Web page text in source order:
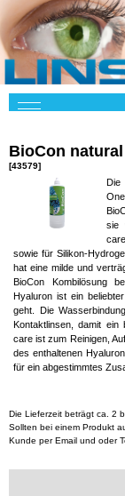
BioCon
[43579]
Die
sie
sowie für Silikon-
hat eine milde und
BioCon Kombilösung
Hyaluron ist ein
geht. Die
Kontaktlinsen, damit ein
care ist zum Reinigen,
des enthaltenen
für ein abgestimmtes
Die Lieferzeit beträgt ca. 2
Sollten bei einem Produkt
Kunde per Email und oder